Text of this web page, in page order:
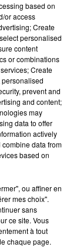
Gomez et
single
pour une
pause après
based on
or access
Create
personalised
content
or combinations
Create
prevent and
and content;
may
data to offer
actively
data from
based on
ou affiner en
mes choix".
sans
ce site. Vous
à tout
chaque page.